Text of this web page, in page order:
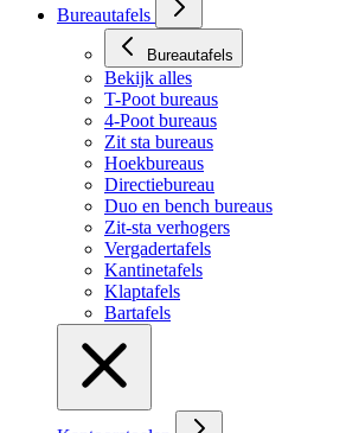
Bureautafels
Bureautafels
Bekijk alles
T-Poot bureaus
4-Poot bureaus
Zit sta bureaus
Hoekbureaus
Directiebureau
Duo en bench bureaus
Zit-sta verhogers
Vergadertafels
Kantinetafels
Klaptafels
Bartafels